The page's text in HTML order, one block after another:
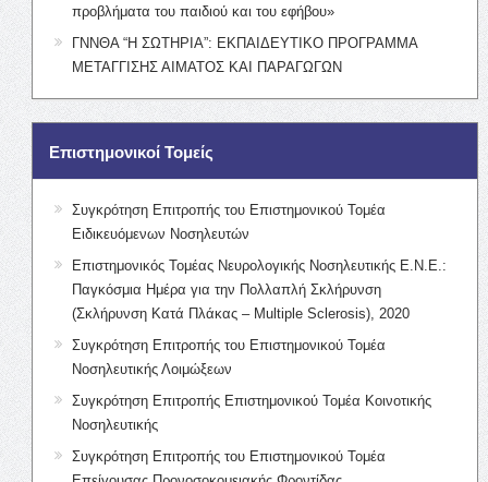
προβλήματα του παιδιού και του εφήβου»
ΓΝΝΘΑ “Η ΣΩΤΗΡΙΑ”: ΕΚΠΑΙΔΕΥΤΙΚΟ ΠΡΟΓΡΑΜΜΑ
ΜΕΤΑΓΓΙΣΗΣ ΑΙΜΑΤΟΣ ΚΑΙ ΠΑΡΑΓΩΓΩΝ
Επιστημονικοί Τομείς
Συγκρότηση Επιτροπής του Επιστημονικού Τομέα
Ειδικευόμενων Νοσηλευτών
Επιστημονικός Τομέας Νευρολογικής Νοσηλευτικής Ε.Ν.Ε.:
Παγκόσμια Ημέρα για την Πολλαπλή Σκλήρυνση
(Σκλήρυνση Κατά Πλάκας – Multiple Sclerosis), 2020
Συγκρότηση Επιτροπής του Επιστημονικού Τομέα
Νοσηλευτικής Λοιμώξεων
Συγκρότηση Επιτροπής Επιστημονικού Τομέα Κοινοτικής
Νοσηλευτικής
Συγκρότηση Επιτροπής του Επιστημονικού Τομέα